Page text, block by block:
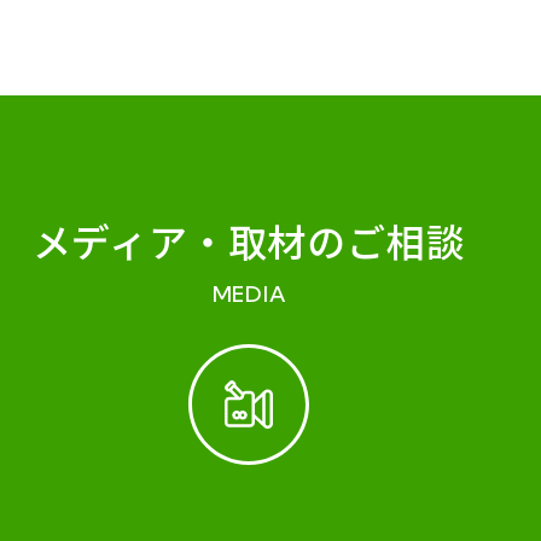
メディア・ 取材のご相談
MEDIA